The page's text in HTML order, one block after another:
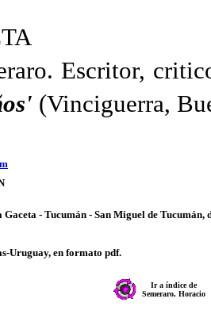
Escritor,
(Vinciguerra,
- Tucumán - San Miguel de Tucumán,
Uruguay, en formato pdf.
Ir a índice de
Semeraro, Horacio